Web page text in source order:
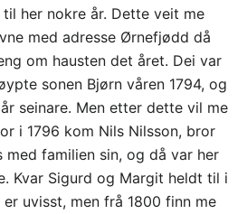
her nokre år. Dette veit me
med adresse Ørnefjødd då
om hausten det året. Dei var
sonen Bjørn våren 1794, og
seinare. Men etter dette vil me
i 1796 kom Nils Nilsson, bror
med familien sin, og då var her
Kvar Sigurd og Margit heldt til i
uvisst, men frå 1800 finn me